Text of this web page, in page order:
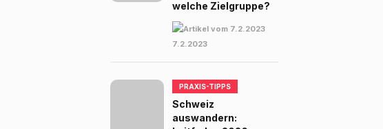
welche Zielgruppe?
7.2.2023
PRAXIS-TIPPS
Schweiz
auswandern: